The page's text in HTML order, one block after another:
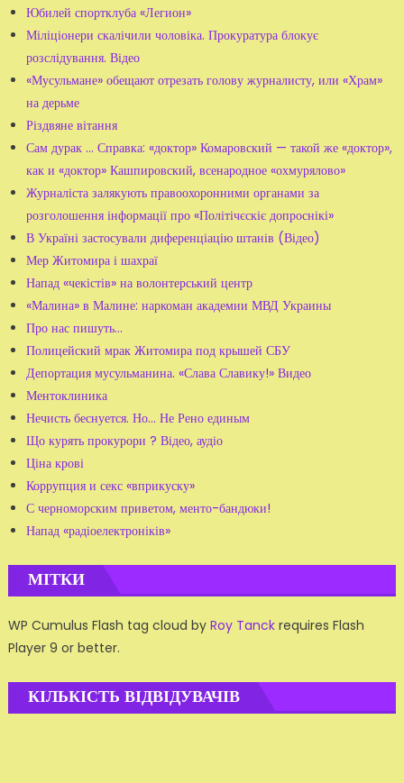
Юбилей спортклуба «Легион»
Міліціонери скалічили чоловіка. Прокуратура блокує
розслідування. Відео
«Мусульмане» обещают отрезать голову журналисту, или «Храм»
на дерьме
Різдвяне вітання
Сам дурак ... Справка: «доктор» Комаровский — такой же «доктор»,
как и «доктор» Кашпировский, всенародное «охмурялово»
Журналіста залякують правоохоронними органами за
розголошення інформації про «Політічєскіє допроснікі»
В Україні застосували диференціацію штанів (Відео)
Мер Житомира і шахраї
Напад «чекістів» на волонтерський центр
«Малина» в Малине: наркоман академии МВД Украины
Про нас пишуть...
Полицейский мрак Житомира под крышей СБУ
Депортация мусульманина. «Слава Славику!» Видео
Ментоклиника
Нечисть беснуется. Но... Не Рено единым
Що курять прокурори ? Відео, аудіо
Ціна крові
Коррупция и секс «вприкуску»
С черноморским приветом, менто-бандюки!
Напад «радіоелектроніків»
МІТКИ
WP Cumulus Flash tag cloud by Roy Tanckrequires Flash
Player 9 or better.
КІЛЬКІСТЬ ВІДВІДУВАЧІВ